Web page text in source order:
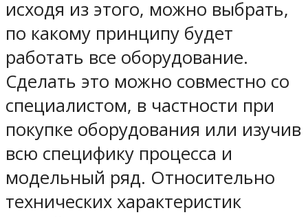
исходя из этого, можно выбрать,
по какому принципу будет
работать все оборудование.
Сделать это можно совместно со
специалистом, в частности при
покупке оборудования или изучив
всю специфику процесса и
модельный ряд. Относительно
технических характеристик